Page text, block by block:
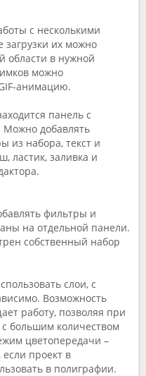
с несколькими
их можно
области в нужной
можно
анимацию.
панель с
Можно добавлять
из набора, текст и
ластик, заливка и
фильтры и
на отдельной панели.
собственный набор
слои, с
Возможность
работу, позволяя при
большим количеством
цветопередачи –
если проект в
в полиграфии.